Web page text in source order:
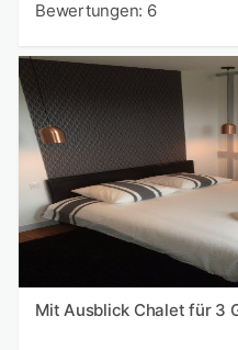
Bewertungen: 6
Mit Ausblick Chalet für 3